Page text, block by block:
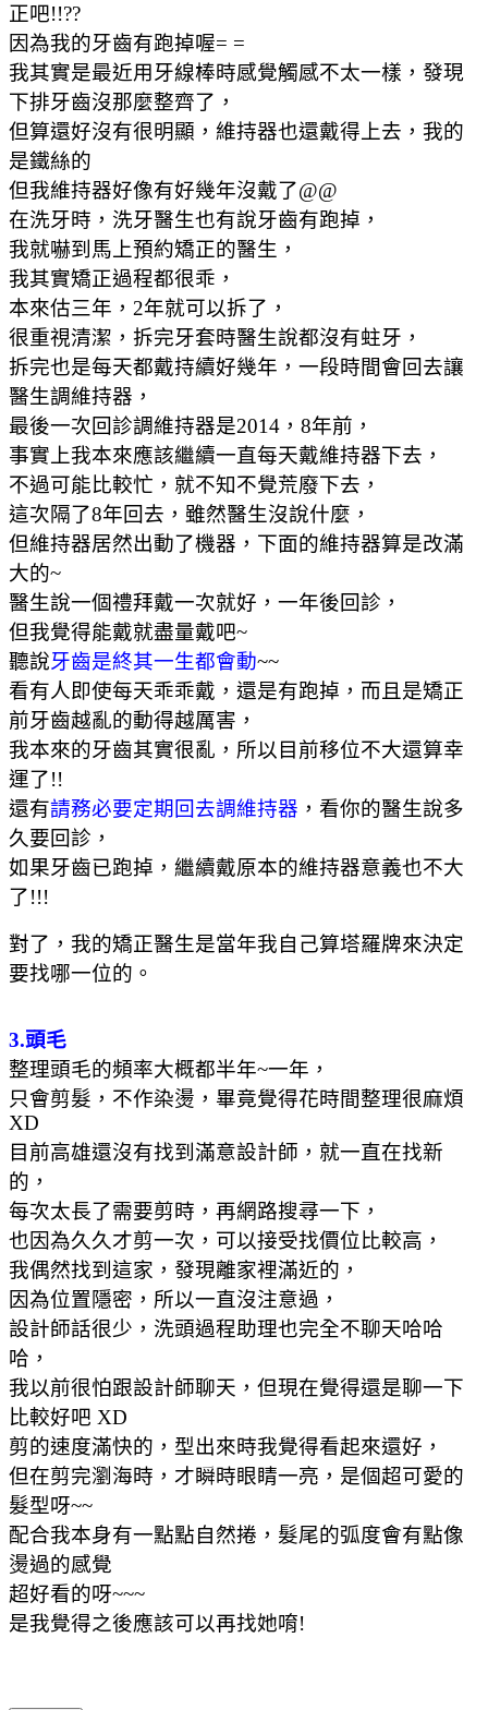
正吧!!??
因為我的牙齒有跑掉喔= =
我其實是最近用牙線棒時感覺觸感不太一樣，發現
下排牙齒沒那麼整齊了，
但算還好沒有很明顯，維持器也還戴得上去，我的
是鐵絲的
但我維持器好像有好幾年沒戴了@@
在洗牙時，洗牙醫生也有說牙齒有跑掉，
我就嚇到馬上預約矯正的醫生，
我其實矯正過程都很乖，
本來估三年，2年就可以拆了，
很重視清潔，拆完牙套時醫生說都沒有蛀牙，
拆完也是每天都戴持續好幾年，一段時間會回去讓
醫生調維持器，
最後一次回診調維持器是2014，8年前，
事實上我本來應該繼續一直每天戴維持器下去，
不過可能比較忙，就不知不覺荒廢下去，
這次隔了8年回去，雖然醫生沒說什麼，
但維持器居然出動了機器，下面的維持器算是改滿
大的~
醫生說一個禮拜戴一次就好，一年後回診，
但我覺得能戴就盡量戴吧~
聽說牙齒是終其一生都會動~~
看有人即使每天乖乖戴，還是有跑掉，而且是矯正
前牙齒越亂的動得越厲害，
我本來的牙齒其實很亂，所以目前移位不大還算幸
運了!!
還有請務必要定期回去調維持器 ，看你的醫生說多
久要回診，
如果牙齒已跑掉，繼續戴原本的維持器意義也不大
了!!!
對了，我的矯正醫生是當年我自己算塔羅牌來決定
要找哪一位的。
3.頭毛
整理頭毛的頻率大概都半年~一年，
只會剪髮，不作染燙，畢竟覺得花時間整理很麻煩
XD
目前高雄還沒有找到滿意設計師，就一直在找新
的，
每次太長了需要剪時，再網路搜尋一下，
也因為久久才剪一次，可以接受找價位比較高，
我偶然找到這家，發現離家裡滿近的，
因為位置隱密，所以一直沒注意過，
設計師話很少，洗頭過程助理也完全不聊天哈哈
哈，
我以前很怕跟設計師聊天，但現在覺得還是聊一下
比較好吧 XD
剪的速度滿快的，型出來時我覺得看起來還好，
但在剪完瀏海時，才瞬時眼睛一亮，是個超可愛的
髮型呀~~
配合我本身有一點點自然捲，髮尾的弧度會有點像
燙過的感覺
超好看的呀~~~
是我覺得之後應該可以再找她唷!